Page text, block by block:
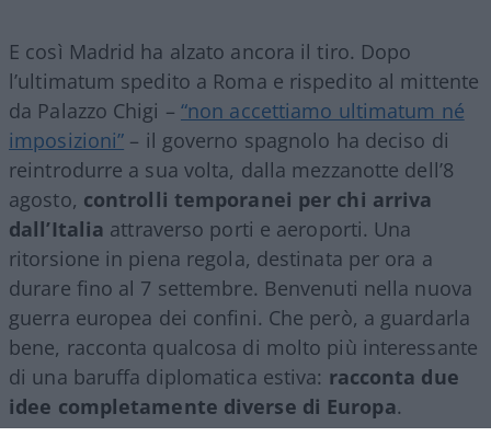
E così Madrid ha alzato ancora il tiro. Dopo
l’ultimatum spedito a Roma e rispedito al mittente
da Palazzo Chigi – “non accettiamo ultimatum né
imposizioni” – il governo spagnolo ha deciso di
reintrodurre a sua volta, dalla mezzanotte dell’8
agosto, controlli temporanei per chi arriva
dall’Italia attraverso porti e aeroporti. Una
ritorsione in piena regola, destinata per ora a
durare fino al 7 settembre. Benvenuti nella nuova
guerra europea dei confini. Che però, a guardarla
bene, racconta qualcosa di molto più interessante
di una baruffa diplomatica estiva: racconta due
idee completamente diverse di Europa.